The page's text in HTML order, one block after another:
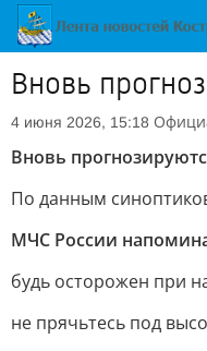
Вновь
4 июня 2026, 15:18
Вновь
По данным
МЧС России
будь осторожен при
не прячьтесь под